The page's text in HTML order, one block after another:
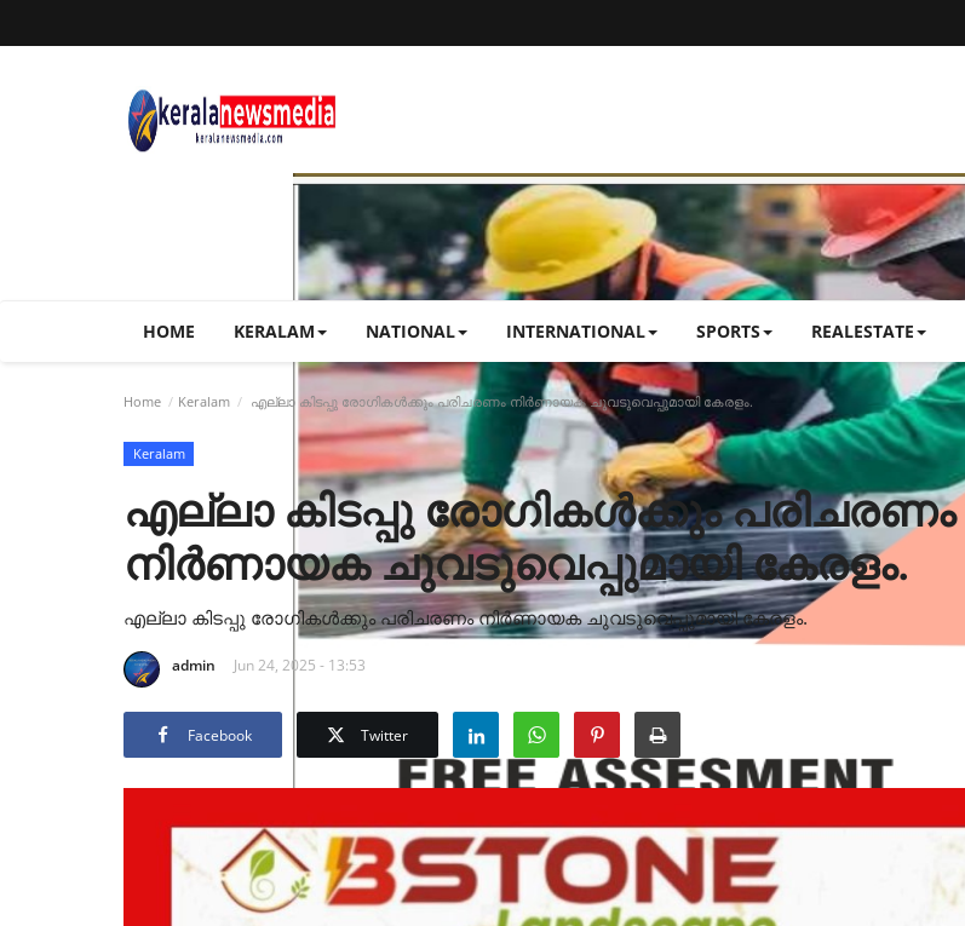
HOME KERALAM NATIONAL INTERNATIONAL SPORTS REALESTATE
Home Keralam എല്ലാ കിടപ്പു രോഗികൾക്കും പരിചരണം നിർണായക ചുവടുവെപ്പുമായി കേരളം.
Keralam
എല്ലാ കിടപ്പു രോഗികൾക്കും പരിചരണം
നിർണായക ചുവടുവെപ്പുമായി കേരളം.
എല്ലാ കിടപ്പു രോഗികൾക്കും പരിചരണം നിർണായക ചുവടുവെപ്പുമായി കേരളം.
admin Jun 24, 2025 - 13:53
Facebook Twitter